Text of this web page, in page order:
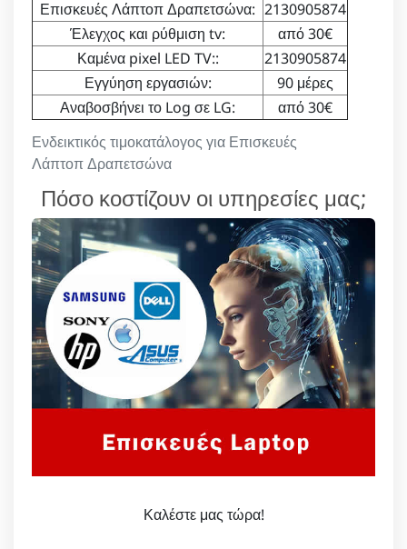
Ενδεικτικός τιμοκατάλογος για Επισκευές
Λάπτοπ Δραπετσώνα
Επισκευές Λάπτοπ Δραπετσώνα: 2130905874
Έλεγχος και ρύθμιση tv:
από 30€
Καμένα pixel LED TV::
2130905874
Εγγύηση εργασιών:
90 μέρες
Αναβοσβήνει το Log σε LG:
από 30€
Πόσο κοστίζουν οι υπηρεσίες μας;
Καλέστε μας τώρα!